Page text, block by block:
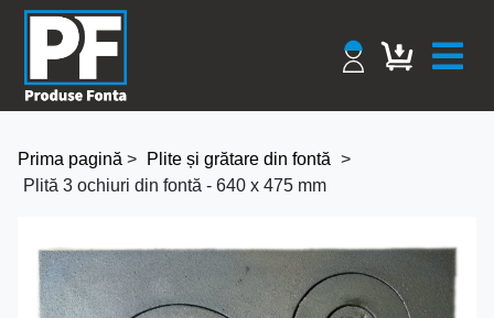
Prima pagină > Plite și grătare din fontă >
Plită 3 ochiuri din fontă - 640 x 475 mm